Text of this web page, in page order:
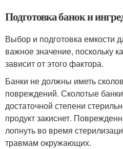
Подготовка банок и
Выбор и подготовка емкости
важное значение, поскольку
зависит от этого фактора.
Банки не должны иметь
повреждений. Сколотые
достаточной степени
продукт закиснет.
лопнуть во время
травмам окружающих.